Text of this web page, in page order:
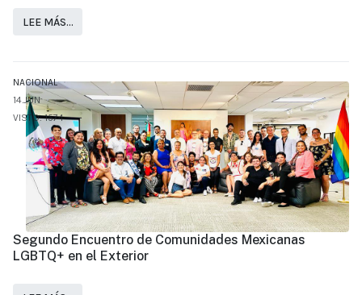
LEE MÁS…
NACIONAL
14.JUN
VISTO: 1574
Segundo Encuentro de Comunidades Mexicanas
LGBTQ+ en el Exterior